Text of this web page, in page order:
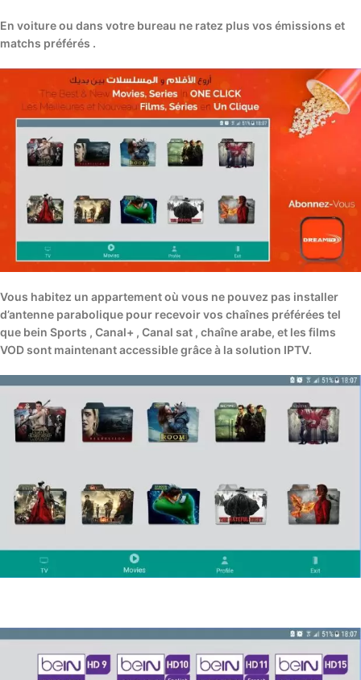
En voiture ou dans votre bureau ne ratez plus vos émissions et
matchs préférés .
Vous habitez un appartement où vous ne pouvez pas installer
d’antenne parabolique pour recevoir vos chaînes préférées tel
que bein Sports , Canal+ , Canal sat , chaîne arabe, et les films
VOD sont maintenant accessible grâce à la solution IPTV.